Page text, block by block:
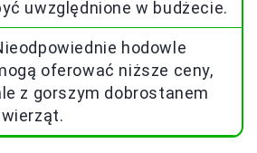
uwzględnione w budżecie.
hodowle
oferować niższe ceny,
z gorszym dobrostanem